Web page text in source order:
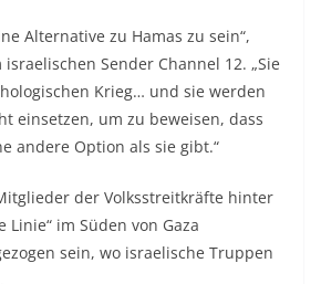
Alternative zu Hamas zu sein“,
Sender Channel 12. „Sie
Krieg… und sie werden
einsetzen, um zu beweisen, dass
andere Option als sie gibt.“
der Volksstreitkräfte hinter
Linie“ im Süden von Gaza
sein, wo israelische Truppen